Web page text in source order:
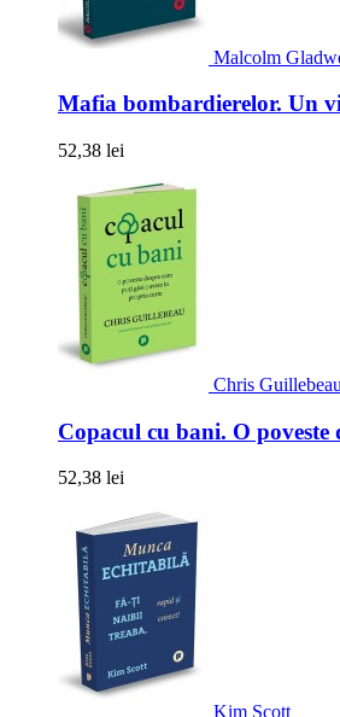
Malcolm
Mafia bombardierelor. Un
52,38 lei
Chris Guillebeau
Copacul cu bani. O poveste
52,38 lei
Kim Scott